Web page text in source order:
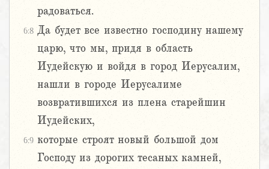
радоваться.
6:8 Да будет все известно господину нашему
царю, что мы, придя в область
Иудейскую и войдя в город Иерусалим,
нашли в городе Иерусалиме
возвратившихся из плена старейшин
Иудейских,
6:9 которые строят новый большой дом
Господу из дорогих тесаных камней,